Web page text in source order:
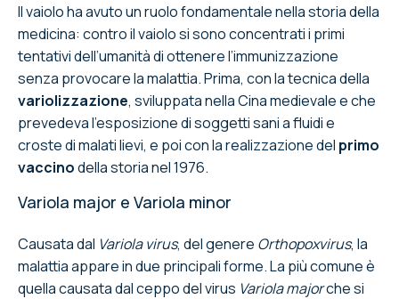
Il vaiolo ha avuto un ruolo fondamentale nella storia della
medicina: contro il vaiolo si sono concentrati i primi
tentativi dell’umanità di ottenere l’immunizzazione
senza provocare la malattia. Prima, con la tecnica della
variolizzazione, sviluppata nella Cina medievale e che
prevedeva l’esposizione di soggetti sani a fluidi e
croste di malati lievi, e poi con la realizzazione del primo
vaccinodella storia nel 1976.
Variola major e Variola minor
Causata dal Variola virus, del genere Orthopoxvirus, la
malattia appare in due principali forme. La più comune è
quella causata dal ceppo del virus Variola majorche si